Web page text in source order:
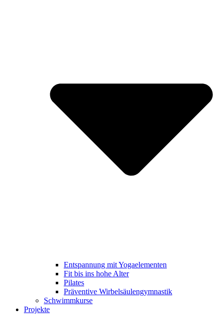
Entspannung mit Yogaelementen
Fit bis ins hohe Alter
Pilates
Präventive Wirbelsäulengymnastik
Schwimmkurse
Projekte